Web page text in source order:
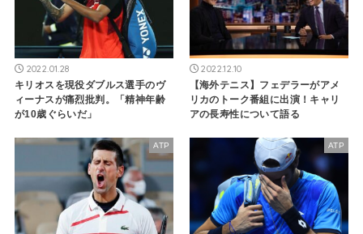
2022.01.28
キリオスを現役ダブルス選手のヴ
ィーナスが痛烈批判。「精神年齢
が10歳ぐらいだ」
2022.12.10
【海外テニス】フェデラーがアメ
リカのトーク番組に出演！キャリ
アの長寿性について語る
ATP ATP